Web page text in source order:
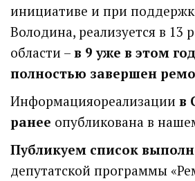
инициативе и при
Володина, реализуется в 13
области – в 9 уже в этом
полностью завершен
Информацияореализации в
ранее опубликована в
Публикуем список
депутатской программы